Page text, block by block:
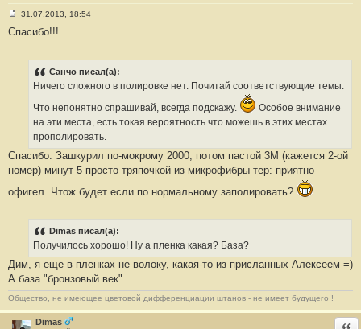
о
31.07.2013, 18:54
Спасибо!!!
Санчо писал(а):
Ничего сложного в полировке нет. Почитай соответствующие темы.
Что непонятно спрашивай, всегда подскажу.
Особое внимание
на эти места, есть токая вероятность что можешь в этих местах
прополировать.
Спасибо. Зашкурил по-мокрому 2000, потом пастой 3М (кажется 2-ой
номер) минут 5 просто тряпочкой из микрофибры тер: приятно
офигел. Чтож будет если по нормальному заполировать?
Dimas писал(а):
Получилось хорошо! Ну а пленка какая? База?
Дим, я еще в пленках не волоку, какая-то из присланных Алексеем =)
А база "бронзовый век".
Общество, не имеющее цветовой дифференциации штанов - не имеет будущего !
Dimas